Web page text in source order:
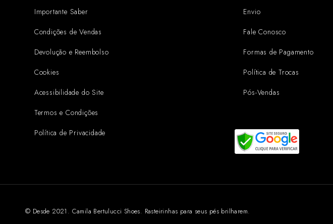
Importante Saber
Condições de Vendas
Devolução e Reembolso
Cookies
Acessibilidade do Site
Termos e Condições
Política de Privacidade
Envio
Fale Conosco
Formas de Pagamento
Política de Trocas
Pós-Vendas
© Desde 2021. Camila Bertulucci Shoes. Rasteirinhas para seus pés brilharem.